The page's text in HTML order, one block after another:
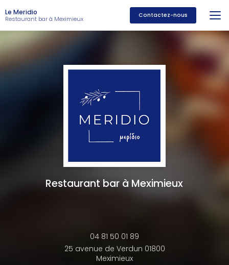
au
contenu
principal
Le Meridio
Restaurant bar à Meximieux Contactez-nous
Restaurant bar à Meximieux
04 81 50 01 89
25 avenue de Verdun 01800
Meximieux